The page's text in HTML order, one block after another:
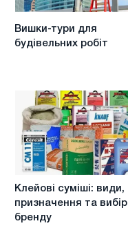
для
Вишки-тури для
будівельних робіт
види,
призначення
Клейові суміші: види,
призначення та вибір
бренду